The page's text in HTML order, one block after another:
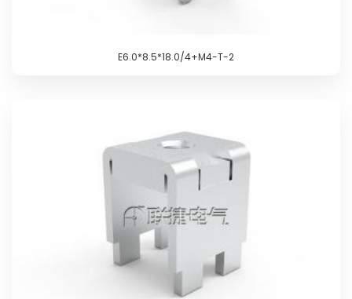
E6.0*8.5*18.0/4+M4-T-2